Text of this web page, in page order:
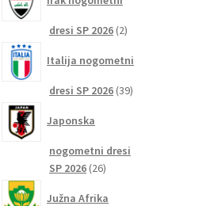
dresi SP 2026 22
Italija nogometni
dresi SP 2026 3939
Japonska
nogometni dresi
SP 2026 2626
Južna Afrika